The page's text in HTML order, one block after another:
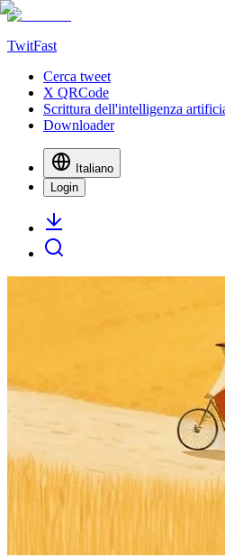
TwitFast
Cerca tweet
X QRCode
Scrittura dell'intelligenza
Downloader
Italiano
Login